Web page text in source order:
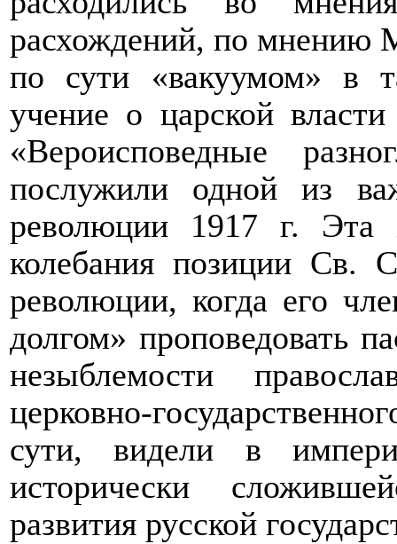
расхождений, по мнению
по сути «вакуумом» в
учение о царской
«Вероисповедные
послужили одной из
революции 1917 г. Эта
колебания позиции Св.
революции, когда его
долгом» проповедовать
незыблемости
церковно-
сути, видели в
исторически
развития русской